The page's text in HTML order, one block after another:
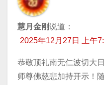
慧月金刚说道：
2025年12月27日 上午
恭敬顶礼南无仁波切大
师尊佛慈悲加持开示！